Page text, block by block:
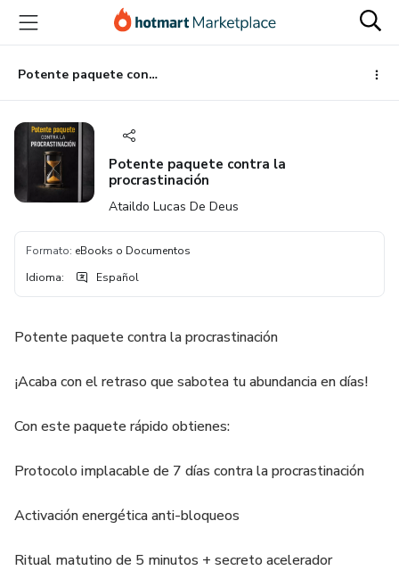
principal
página
de
página
Potente paquete contra la procrastinación
Potente paquete contra la
procrastinación
Ataildo Lucas De Deus
Formato: eBooks o Documentos
Idioma: Español
Potente paquete contra la procrastinación
¡Acaba con el retraso que sabotea tu abundancia en días!
Con este paquete rápido obtienes:
Protocolo implacable de 7 días contra la procrastinación
Activación energética anti-bloqueos
Ritual matutino de 5 minutos + secreto acelerador